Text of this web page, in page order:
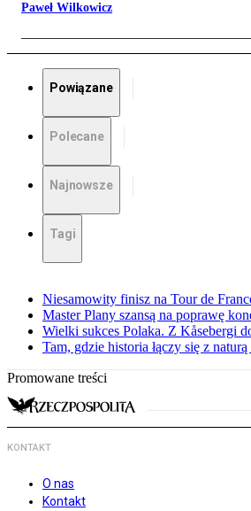
Paweł Wilkowicz
Powiązane
Polecane
Najnowsze
Tagi
Niesamowity finisz na Tour de
Master Plany szansą na poprawę
Wielki sukces Polaka. Z Kåsebergi
Tam, gdzie historia łączy się z
Promowane treści
KONTAKT
O nas
Kontakt